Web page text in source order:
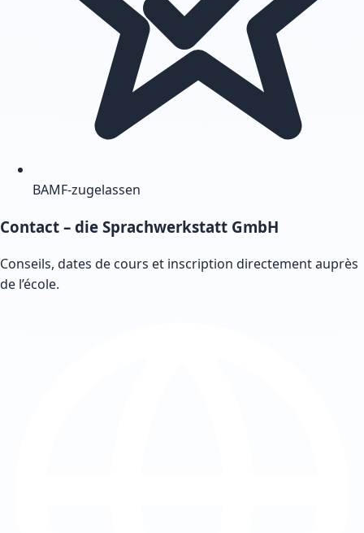
BAMF-zugelassen
Contact – die Sprachwerkstatt GmbH
Conseils, dates de cours et inscription directement auprès
de l’école.